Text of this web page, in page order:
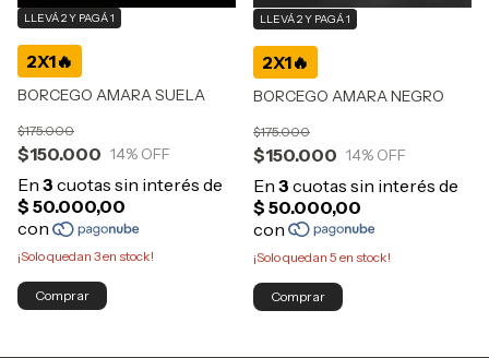
BORCEGO AMARA SUELA
$150.000
$175.000
14% OFF
LLEVÁ 2 Y PAGÁ 1
¡Solo quedan 3en stock!
Comprar
BORCEGO AMARA NEGRO
$150.000
$175.000
14% OFF
LLEVÁ 2 Y PAGÁ 1
¡Solo quedan 5 en stock!
Comprar